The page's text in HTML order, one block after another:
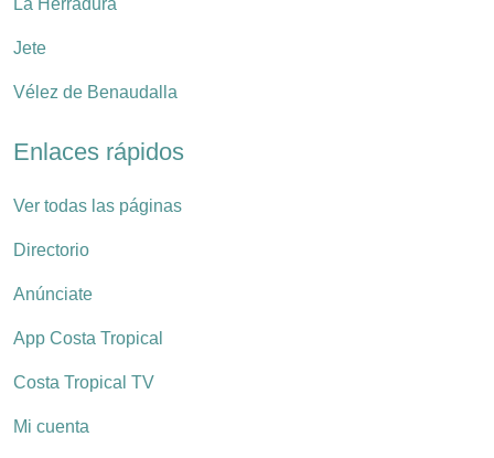
La Herradura
Jete
Vélez de Benaudalla
Enlaces rápidos
Ver todas las páginas
Directorio
Anúnciate
App Costa Tropical
Costa Tropical TV
Mi cuenta